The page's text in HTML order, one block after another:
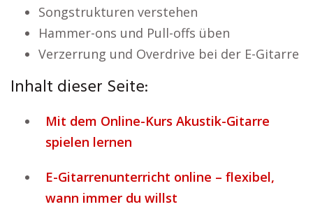
Songstrukturen verstehen
Hammer-ons und Pull-offs üben
Verzerrung und Overdrive bei der E-Gitarre
Inhalt dieser Seite:
Mit dem Online-Kurs Akustik-Gitarre
spielen lernen
E-Gitarrenunterricht online – flexibel,
wann immer du willst